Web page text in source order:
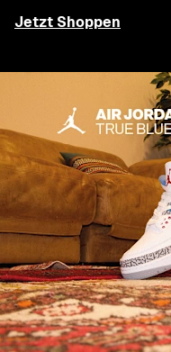
Jetzt Shoppen